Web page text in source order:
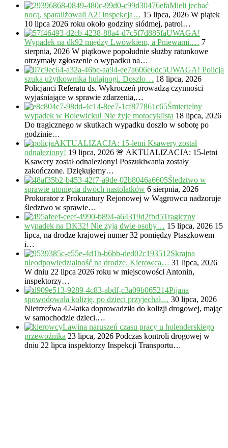
Mieli jechać
nocą, sparaliżowali A2! Inspekcja… 15 lipca, 2026 W piątek
10 lipca 2026 roku około godziny siódmej, patrol…
UWAGA!
Wypadek na dk92 między Lwówkiem, a Pniewami.… 7
sierpnia, 2026 W piątkowe popołudnie służby ratunkowe
otrzymały zgłoszenie o wypadku na…
UWAGA! Policja
szuka użytkownika hulajnogi. Doszło… 18 lipca, 2026
Policjanci Referatu ds. Wykroczeń prowadzą czynności
wyjaśniające w sprawie zdarzenia,…
Śmiertelny
wypadek w Bolewicku! Nie żyje motocyklista 18 lipca, 2026
Do tragicznego w skutkach wypadku doszło w sobotę po
godzinie…
AKTUALIZACJA: 15-letni Ksawery został
odnaleziony! 19 lipca, 2026 🚨 AKTUALIZACJA: 15-letni
Ksawery został odnaleziony! Poszukiwania zostały
zakończone. Dziękujemy…
Śledztwo w
sprawie utonięcia dwóch nastolatków 6 sierpnia, 2026
Prokurator z Prokuratury Rejonowej w Wągrowcu nadzoruje
śledztwo w sprawie…
Tragiczny
wypadek na DK32! Nie żyją dwie osoby… 15 lipca, 2026 15
lipca, na drodze krajowej numer 32 pomiędzy Ptaszkowem
i…
Skrajna
nieodpowiedzialność na drodze. Kierowca… 31 lipca, 2026
W dniu 22 lipca 2026 roku w miejscowości Antonin,
inspektorzy…
Pijana
spowodowała kolizję, po dzieci przyjechał… 30 lipca, 2026
Nietrzeźwa 42-latka doprowadziła do kolizji drogowej, mając
w samochodzie dzieci.…
Lawina naruszeń czasu pracy u holenderskiego
przewoźnika 23 lipca, 2026 Podczas kontroli drogowej w
dniu 22 lipca inspektorzy Inspekcji Transportu…